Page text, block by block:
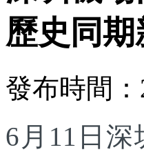
歷史同期
發布時間：
6月11日